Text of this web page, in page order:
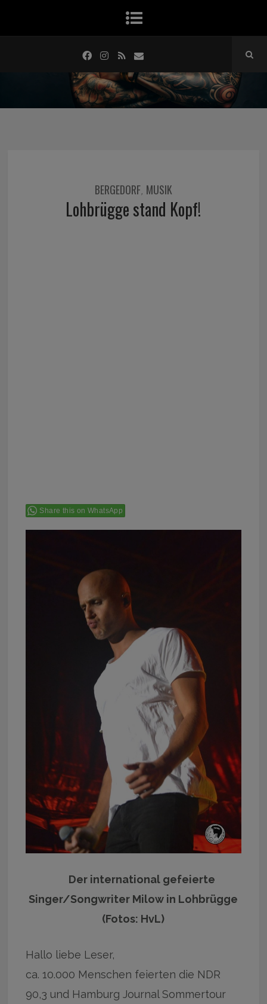
BERGEDORF, MUSIK
Lohbrügge stand Kopf!
Share this on WhatsApp
Der international gefeierte
Singer/Songwriter Milow in Lohbrügge
(Fotos: HvL)
Hallo liebe Leser,
ca. 10.000 Menschen feierten die NDR
90,3 und Hamburg Journal Sommertour